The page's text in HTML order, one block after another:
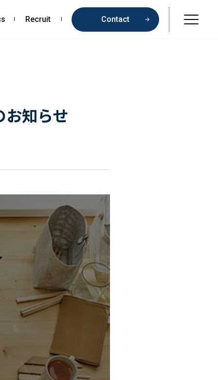
Recruit Contact
Pharmaceuticals & Medical
Contents
お問い合わせ
情報セキュリティ基本方針
コンプライアンス規程
プライバシーポリシー
知らせ